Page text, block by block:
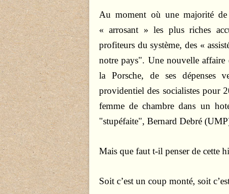
Au moment où une majorité
« arrosant » les plus riches
profiteurs du système, des «
notre pays". Une nouvelle affaire
la Porsche, de ses dépenses
providentiel des socialistes pour
femme de chambre dans un
"stupéfaite", Bernard Debré
Mais que faut t-il penser de cette
Soit c’est un coup monté, soit